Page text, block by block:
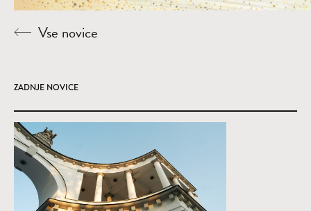
Vse novice
ZADNJE NOVICE